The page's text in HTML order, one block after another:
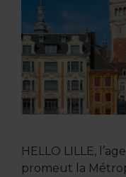
HELLO LILLE,
promeut la